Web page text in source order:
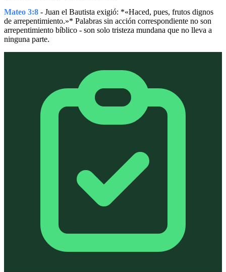
Mateo 3:8 - Juan el Bautista exigió: *«Haced, pues, frutos dignos
de arrepentimiento.»* Palabras sin acción correspondiente no son
arrepentimiento bíblico - son solo tristeza mundana que no lleva a
ninguna parte.